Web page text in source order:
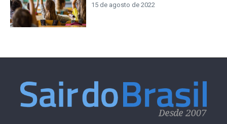
15 de agosto de 2022